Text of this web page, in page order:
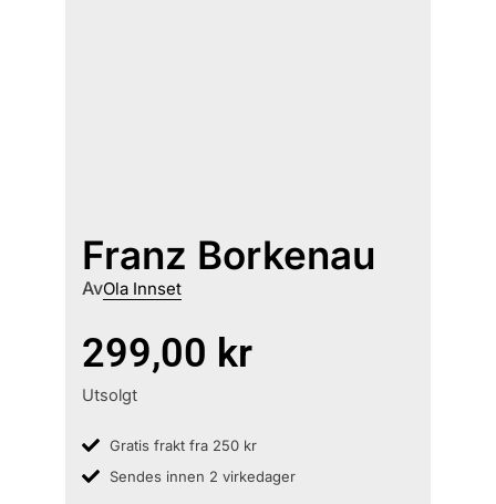
Franz Borkenau
AvOla Innset
299,00 kr
Utsolgt
Gratis frakt fra 250 kr
Sendes innen 2 virkedager